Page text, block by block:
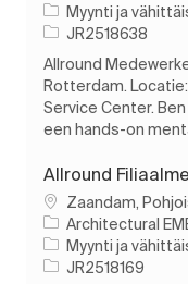
Luokka
Myynti ja
Työn tunnus
JR2518638
Allround
Rotterdam.
Service Center.
een hands-on
Allround
PaikkaZaandam,
Architectural
Luokka
Myynti ja
Työn tunnus
JR2518169